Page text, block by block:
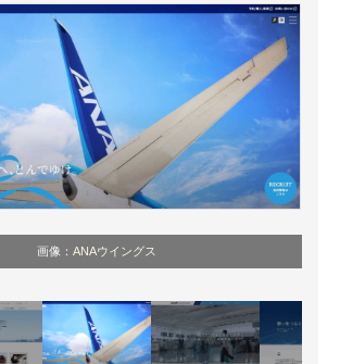
画像： ANAウイングス